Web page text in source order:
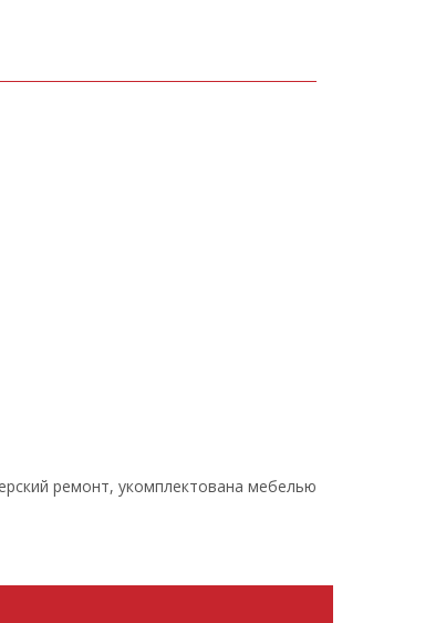
ремонт, укомплектована мебелью